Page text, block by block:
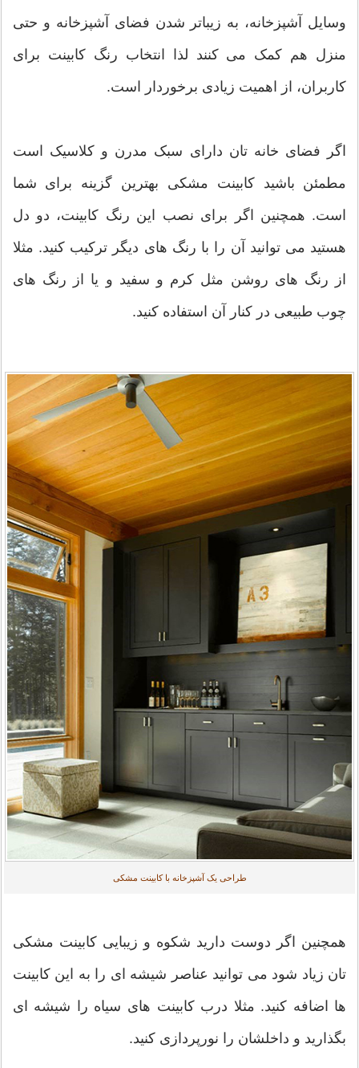
وسایل آشپزخانه، به زیباتر شدن فضای آشپزخانه و حتی
منزل هم کمک می کنند لذا انتخاب رنگ کابینت برای
کاربران، از اهمیت زیادی برخوردار است.
اگر فضای خانه تان دارای سبک مدرن و کلاسیک است
مطمئن باشید کابینت مشکی بهترین گزینه برای شما
است. همچنین اگر برای نصب این رنگ کابینت، دو دل
هستید می توانید آن را با رنگ های دیگر ترکیب کنید. مثلا
از رنگ های روشن مثل کرم و سفید و یا از رنگ های
چوب طبیعی در کنار آن استفاده کنید.
طراحی یک آشپزخانه با کابینت مشکی
همچنین اگر دوست دارید شکوه و زیبایی کابینت مشکی
تان زیاد شود می توانید عناصر شیشه ای را به این کابینت
ها اضافه کنید. مثلا درب کابینت های سیاه را شیشه ای
بگذارید و داخلشان را نورپردازی کنید.